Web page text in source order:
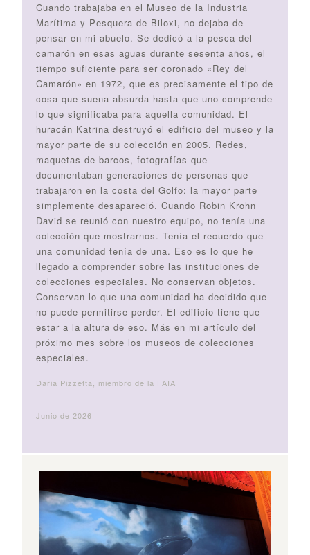
Cuando trabajaba en el Museo de la Industria
Marítima y Pesquera de Biloxi, no dejaba de
pensar en mi abuelo. Se dedicó a la pesca del
camarón en esas aguas durante sesenta años, el
tiempo suficiente para ser coronado «Rey del
Camarón» en 1972, que es precisamente el tipo de
cosa que suena absurda hasta que uno comprende
lo que significaba para aquella comunidad. El
huracán Katrina destruyó el edificio del museo y la
mayor parte de su colección en 2005. Redes,
maquetas de barcos, fotografías que
documentaban generaciones de personas que
trabajaron en la costa del Golfo: la mayor parte
simplemente desapareció. Cuando Robin Krohn
David se reunió con nuestro equipo, no tenía una
colección que mostrarnos. Tenía el recuerdo que
una comunidad tenía de una. Eso es lo que he
llegado a comprender sobre las instituciones de
colecciones especiales. No conservan objetos.
Conservan lo que una comunidad ha decidido que
no puede permitirse perder. El edificio tiene que
estar a la altura de eso. Más en mi artículo del
próximo mes sobre los museos de colecciones
especiales.
Daria Pizzetta, miembro de la FAIA
Junio de 2026